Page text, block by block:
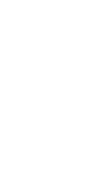
境搭建 |